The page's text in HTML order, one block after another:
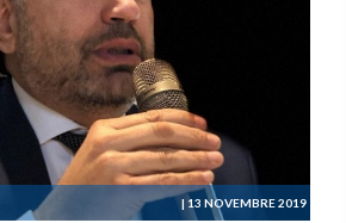
| 13 NOVEMBRE 2019